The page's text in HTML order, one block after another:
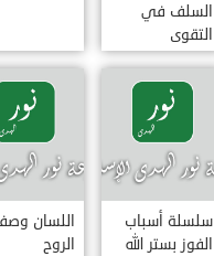
السلف في
التقوى
سلسلة أسباب
الفوز بستر الله
اللسان
الروح